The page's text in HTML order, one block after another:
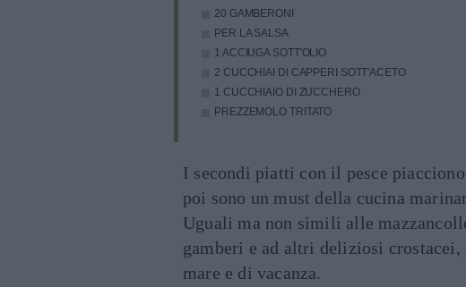
20 GAMBERONI
PER LA SALSA
1 ACCIUGA SOTT'OLIO
2 CUCCHIAI DI CAPPERI SOTT'ACETO
1 CUCCHIAIO DI ZUCCHERO
PREZZEMOLO TRITATO
I secondi piatti con il pesce
poi sono un must della cucina
Uguali ma non simili alle
gamberi e ad altri deliziosi crostacei,
mare e di vacanza.